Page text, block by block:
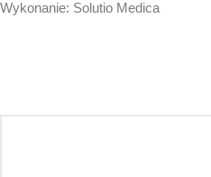
Wykonanie: Solutio Medica